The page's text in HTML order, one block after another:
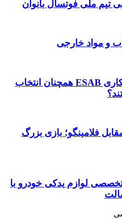
تیم ملی فوتسال بانوان
و مواد خارجی
چرا محصولات جوشکاری ESAB همچنان انتخاب
فلامینگو؛ بازی بزرگ
لوازم یدکی خودرو با